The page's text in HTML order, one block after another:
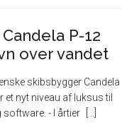
P-12
over vandet
skibsbygger Candela
nyt niveau af luksus til
- I årtier